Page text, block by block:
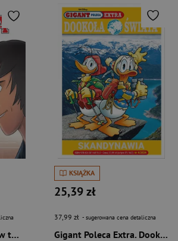
Louca. Tom 2. Twarzą w twarz
KSIĄŻKA
25,39 zł
37,99 zł - sugerowana cena detaliczna
Gigant Poleca Extra. Dookoła świata. Skandynawia. Tom 4/2026